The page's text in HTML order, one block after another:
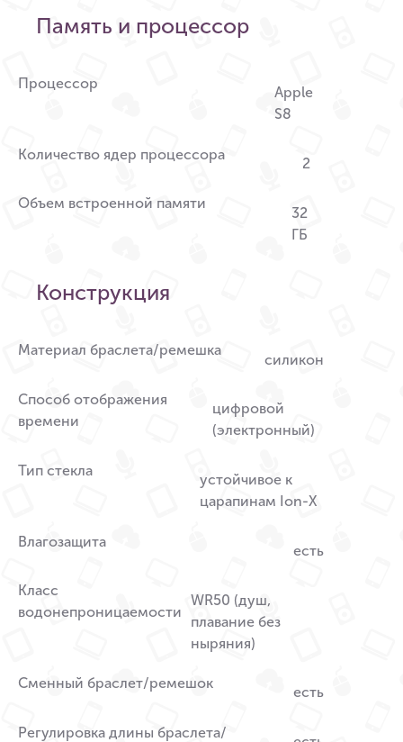
Память и процессор
Процессор
Apple
S8
Количество ядер процессора
2
Объем встроенной памяти
32
ГБ
Конструкция
Материал браслета/ремешка
силикон
Способ отображения
времени
цифровой
(электронный)
Тип стекла
устойчивое к
царапинам Ion-X
Влагозащита
есть
Класс
водонепроницаемости
WR50 (душ,
плавание без
ныряния)
Сменный браслет/ремешок
есть
Регулировка длины браслета/